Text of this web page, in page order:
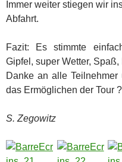
Immer weiter stiegen wir
Abfahrt.
Fazit: Es stimmte
Gipfel, super Wetter,
Danke an alle
das Ermöglichen der Tour ?
S. Zegowitz